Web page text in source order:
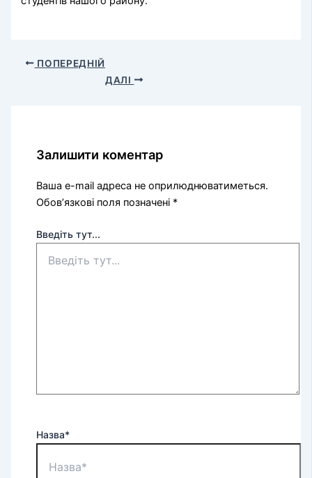
ПОПЕРЕДНІЙ
ДАЛІ
Залишити коментар
Ваша e-mail адреса не оприлюднюватиметься.
Обов’язкові поля позначені *
Введіть тут...
Назва*